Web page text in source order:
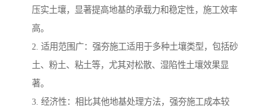
压实土壤，显著提高地基的承载力和稳定性，施工效率
高。
2. 适用范围广：强夯施工适用于多种土壤类型，包括砂
土、粉土、粘土等，尤其对松散、湿陷性土壤效果显
著。
3. 经济性：相比其他地基处理方法，强夯施工成本较